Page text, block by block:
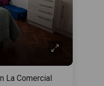
La Comercial